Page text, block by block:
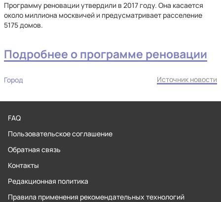
Программу реновации утвердили в 2017 году. Она касается
около миллиона москвичей и предусматривает расселение
5175 домов.
Подробнее о программе реновации
Город Источник новости
FAQ
Пользовательское соглашение
Обратная связь
Контакты
Редакционная политика
Правила применения рекомендательных технологий